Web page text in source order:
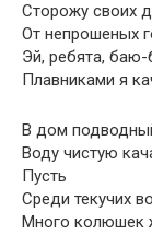
Сторожу своих
От непрошеных
Эй, ребята, баю-
Плавниками я
В дом
Воду чистую
Пусть
Среди текучих
Много колюшек